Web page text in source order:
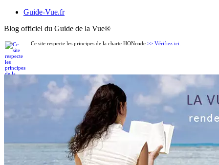
Guide-Vue.fr
Blog officiel du Guide de la Vue®
Ce site respecte les principes de la charte HONcode >> Vérifiez ici